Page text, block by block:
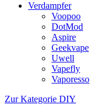
Verdampfer
Voopoo
DotMod
Aspire
Geekvape
Uwell
Vapefly
Vaporesso
Zur Kategorie DIY